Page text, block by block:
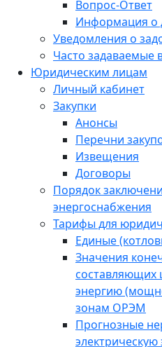
Вопрос-Ответ
Информация о
Уведомления о
Часто задаваемые
Юридическим лицам
Личный кабинет
Закупки
Анонсы
Перечни
Извещения
Договоры
Порядок
энергоснабжения
Тарифы для
Единые
Значения
составляющих
энергию
зонам ОРЭМ
Прогнозные